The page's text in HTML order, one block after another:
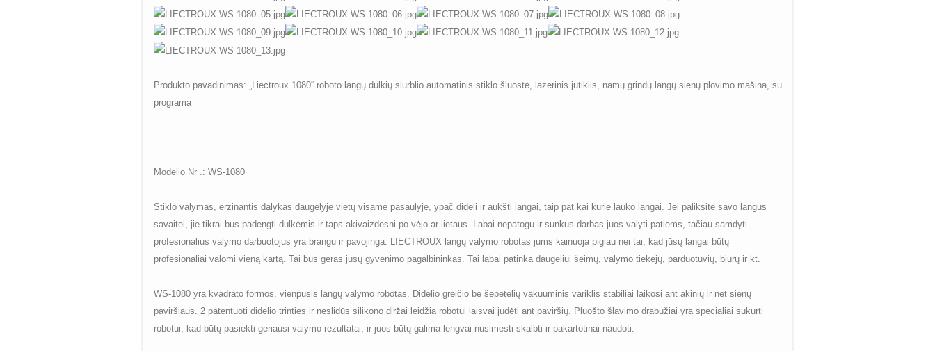
$vii_buy_now_text in
/web/m.liectroux-
global.com/includes/templates/theme100/templates/tpl_product_info_display.php
Produkto pavadinimas: „Liectroux 1080“ roboto langų dulkių siurblio automatinis stiklo šluostė, lazerinis jutiklis, namų grindų langų sienų plovimo mašina, su
programa
Modelio Nr .: WS-1080
Stiklo valymas, erzinantis dalykas daugelyje vietų visame pasaulyje, ypač dideli ir aukšti langai, taip pat kai kurie lauko langai. Jei paliksite savo langus
savaitei, jie tikrai bus padengti dulkėmis ir taps akivaizdesni po vėjo ar lietaus. Labai nepatogu ir sunkus darbas juos valyti patiems, tačiau samdyti
profesionalius valymo darbuotojus yra brangu ir pavojinga. LIECTROUX langų valymo robotas jums kainuoja pigiau nei tai, kad jūsų langai būtų
profesionaliai valomi vieną kartą. Tai bus geras jūsų gyvenimo pagalbininkas. Tai labai patinka daugeliui šeimų, valymo tiekėjų, parduotuvių, biurų ir kt.
WS-1080 yra kvadrato formos, vienpusis langų valymo robotas. Didelio greičio be šepetėlių vakuuminis variklis stabiliai laikosi ant akinių ir net sienų
paviršiaus. 2 patentuoti didelio trinties ir neslidūs silikono diržai leidžia robotui laisvai judėti ant paviršių. Pluošto šlavimo drabužiai yra specialiai sukurti
robotui, kad būtų pasiekti geriausi valymo rezultatai, ir juos būtų galima lengvai nusimesti skalbti ir pakartotinai naudoti.